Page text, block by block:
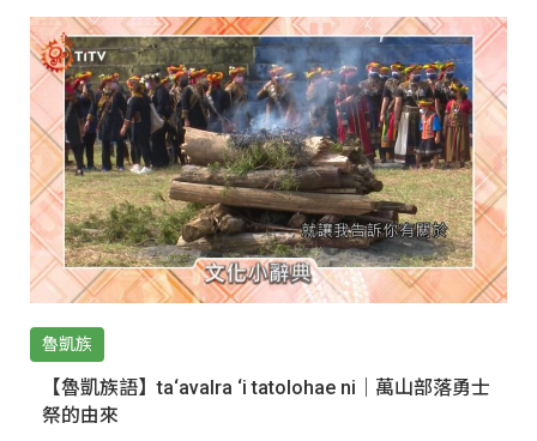
魯凱族
【魯凱族語】ta‘avalra ‘i tatolohae ni｜萬山部落勇士
祭的由來